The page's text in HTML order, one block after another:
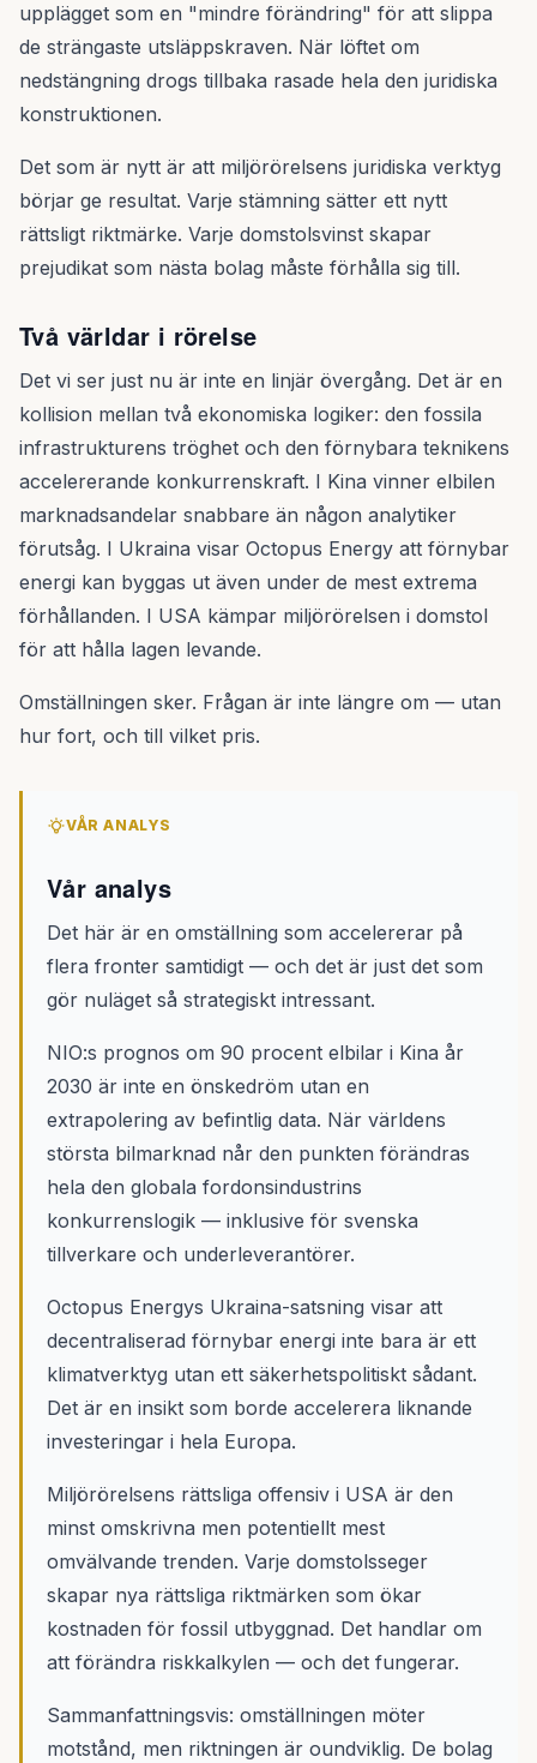
upplägget som en "mindre förändring" för att slippa
de strängaste utsläppskraven. När löftet om
nedstängning drogs tillbaka rasade hela den juridiska
konstruktionen.
Det som är nytt är att miljörörelsens juridiska verktyg
börjar ge resultat. Varje stämning sätter ett nytt
rättsligt riktmärke. Varje domstolsvinst skapar
prejudikat som nästa bolag måste förhålla sig till.
Två världar i rörelse
Det vi ser just nu är inte en linjär övergång. Det är en
kollision mellan två ekonomiska logiker: den fossila
infrastrukturens tröghet och den förnybara teknikens
accelererande konkurrenskraft. I Kina vinner elbilen
marknadsandelar snabbare än någon analytiker
förutsåg. I Ukraina visar Octopus Energy att förnybar
energi kan byggas ut även under de mest extrema
förhållanden. I USA kämpar miljörörelsen i domstol
för att hålla lagen levande.
Omställningen sker. Frågan är inte längre om — utan
hur fort, och till vilket pris.
VÅR ANALYS
Vår analys
Det här är en omställning som accelererar på
flera fronter samtidigt — och det är just det som
gör nuläget så strategiskt intressant.
NIO:s prognos om 90 procent elbilar i Kina år
2030 är inte en önskedröm utan en
extrapolering av befintlig data. När världens
största bilmarknad når den punkten förändras
hela den globala fordonsindustrins
konkurrenslogik — inklusive för svenska
tillverkare och underleverantörer.
Octopus Energys Ukraina-satsning visar att
decentraliserad förnybar energi inte bara är ett
klimatverktyg utan ett säkerhetspolitiskt sådant.
Det är en insikt som borde accelerera liknande
investeringar i hela Europa.
Miljörörelsens rättsliga offensiv i USA är den
minst omskrivna men potentiellt mest
omvälvande trenden. Varje domstolsseger
skapar nya rättsliga riktmärken som ökar
kostnaden för fossil utbyggnad. Det handlar om
att förändra riskkalkylen — och det fungerar.
Sammanfattningsvis: omställningen möter
motstånd, men riktningen är oundviklig. De bolag